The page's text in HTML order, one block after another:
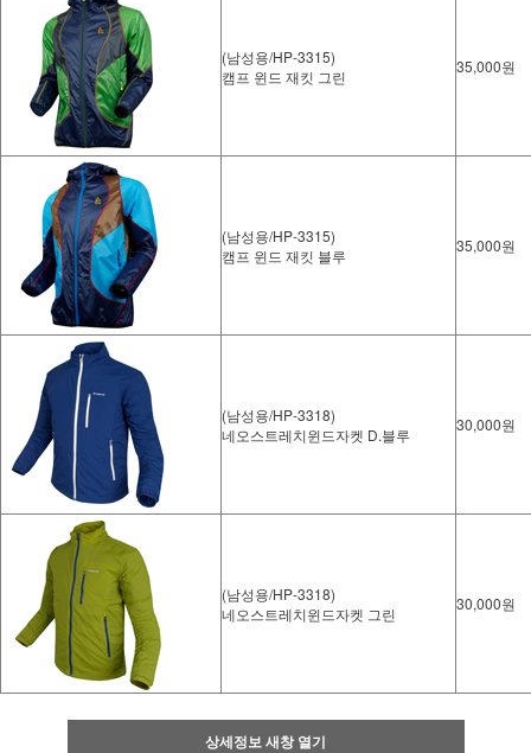
(남성용/HP-3315)
캠프 윈드 재킷 그린
35,000원
(남성용/HP-3315)
캠프 윈드 재킷 블루
35,000원
(남성용/HP-3318)
네오스트레치윈드자켓 D.블루
30,000원
(남성용/HP-3318)
네오스트레치윈드자켓 그린
30,000원
상세정보 새창 열기